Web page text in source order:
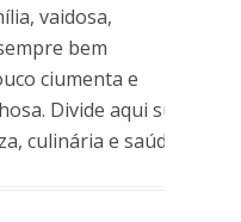
vaidosa,
bem
ciumenta e
Divide aqui suas
culinária e saúde.